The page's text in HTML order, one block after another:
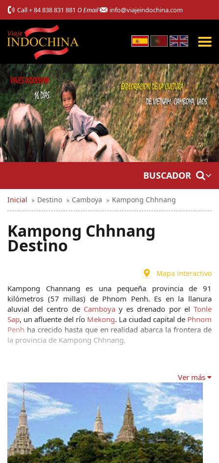
Call+ 84 838 831 881 O Email info@viajeindochina.com
BUSCADOR
Inicial Destino Camboya Kampong Chhnang
Kampong Chhnang
Destino
Mapa interactivo
Kampong Channang es una pequeña provincia de 91
kilómetros (57 millas) de Phnom Penh. Es en la llanura
aluvial del centro de Camboya y es drenado por el Tonle
Sap, un afluente del río Mekong. La ciudad capital de Phnom
Penh ha crecido hasta que en realidad abarca la frontera de
la provincia de Kampong Chhnang.
Ver más